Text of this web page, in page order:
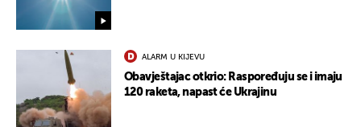
ALARM U KIJEVU
Obavještajac otkrio: Raspoređuju se i imaju
120 raketa, napast će Ukrajinu